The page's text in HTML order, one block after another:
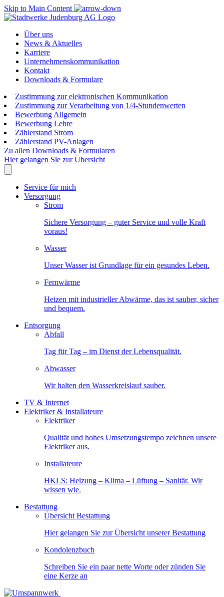
Skip to Main Content
Über uns
News & Aktuelles
Karriere
Unternehmenskommunikation
Kontakt
Downloads & Formulare
Zustimmung zur elektronischen Kommunikation
Zustimmung zur Verarbeitung von 1/4-Stundenwerten
Bewerbung Allgemein
Bewerbung Lehre
Zählerstand Strom
Zählerstand PV-Anlagen
Zu allen Downloads & Formularen
Hier gelangen Sie zur Übersicht
Service für mich
Versorgung
Strom
Sichere Versorgung – guter Service und volle Kraft
voraus!
Wasser
Unser Wasser ist Grundlage für ein gesundes Leben.
Fernwärme
Heizen mit industrieller Abwärme, das ist sauber, sicher
und bequem.
Entsorgung
Abfall
Tag für Tag – im Dienst der Lebensqualität.
Abwasser
Wir halten den Wasserkreislauf sauber.
TV & Internet
Elektriker & Installateure
Elektriker
Qualität und hohes Umsetzungstempo zeichnen unsere
Elektriker aus.
Installateure
HKLS: Heizung – Klima – Lüftung – Sanitär. Wir
wissen wie.
Bestattung
Übersicht Bestattung
Hier gelangen Sie zur Übersicht unserer Bestattung
Kondolenzbuch
Schreiben Sie ein paar nette Worte oder zünden Sie
eine Kerze an